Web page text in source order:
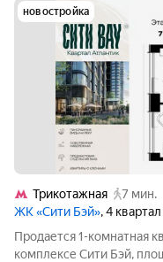
новостройка
Трикотажная
7 мин.
ЖК «Сити Бэй», 4
Продается 1-комнатная
комплексе Сити Бэй,